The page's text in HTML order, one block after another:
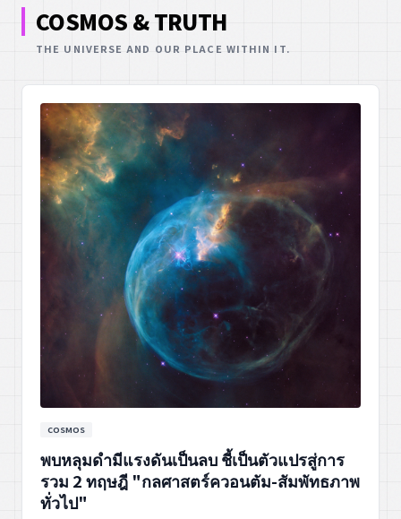
COSMOS & TRUTH
THE UNIVERSE AND OUR PLACE WITHIN IT.
COSMOS
พบหลุมดำมีแรงดันเป็นลบ ชี้เป็นตัวแปรสู่การ
รวม 2 ทฤษฎี "กลศาสตร์ควอนตัม-สัมพัทธภาพ
ทั่วไป"